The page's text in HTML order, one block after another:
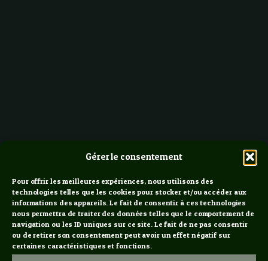
Gérer le consentement
Pour offrir les meilleures expériences, nous utilisons des
technologies telles que les cookies pour stocker et/ou accéder aux
informations des appareils. Le fait de consentir à ces technologies
nous permettra de traiter des données telles que le comportement de
navigation ou les ID uniques sur ce site. Le fait de ne pas consentir
ou de retirer son consentement peut avoir un effet négatif sur
certaines caractéristiques et fonctions.